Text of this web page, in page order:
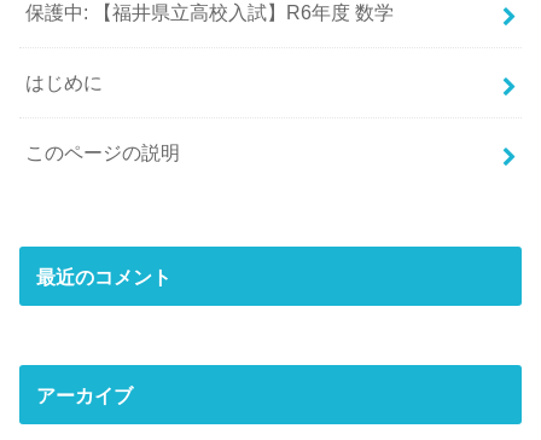
保護中: 【福井県立高校入試】R6年度 数学
はじめに
このページの説明
最近のコメント
アーカイブ